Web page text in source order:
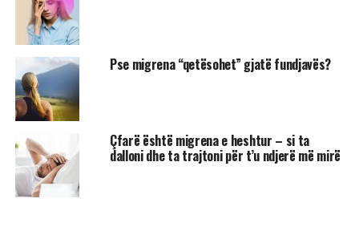
Pse migrena “qetësohet” gjatë fundjavës?
Çfarë është migrena e heshtur – si ta
dalloni dhe ta trajtoni për t’u ndjerë më mirë